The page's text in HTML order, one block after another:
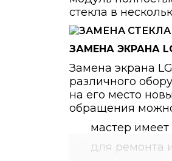
стекла в
ЗАМЕНА ЭКРАНА
Замена экрана
различного
на его место
обращения
мастер
для ремонта